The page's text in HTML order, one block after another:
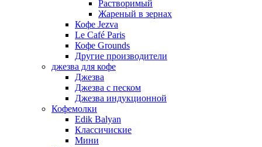
Растворимый
Жареный в зернах
Кофе Jezva
Le Café Paris
Кофе Grounds
Другие производители
джезва для кофе
Джезва
Джезва с песком
Джезва индукционной
Кофемолки
Edik Balyan
Классичиские
Мини